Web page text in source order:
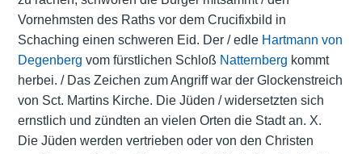
Vornehmsten des Raths vor dem Crucifixbild in
Schaching einen schweren Eid. Der / edle Hartmann von
Degenberg vom fürstlichen Schloß Natternberg kommt
herbei. / Das Zeichen zum Angriff war der Glockenstreich
von Sct. Martins Kirche. Die Jüden / widersetzten sich
ernstlich und zündten an vielen Orten die Stadt an. X.
Die Jüden werden vertrieben oder von den Christen